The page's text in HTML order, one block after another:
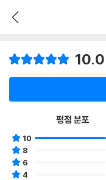
10.0
평점 분포
10
8
6
4